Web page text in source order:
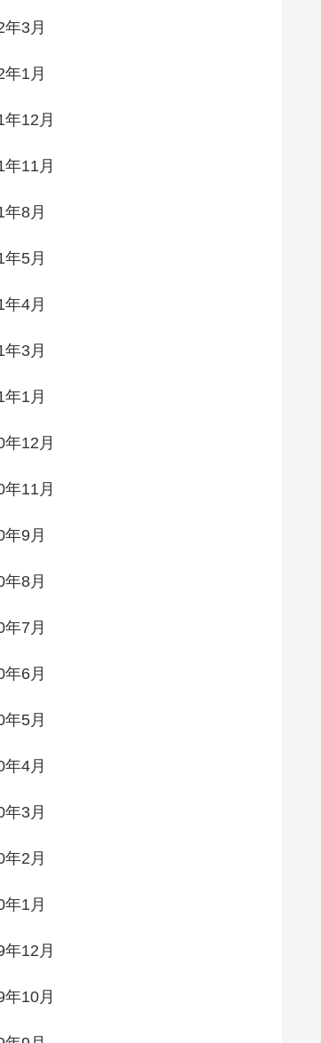
年3月
年1月
年12月
年11月
年8月
年5月
年4月
年3月
年1月
年12月
年11月
年9月
年8月
年7月
年6月
年5月
年4月
年3月
年2月
年1月
年12月
年10月